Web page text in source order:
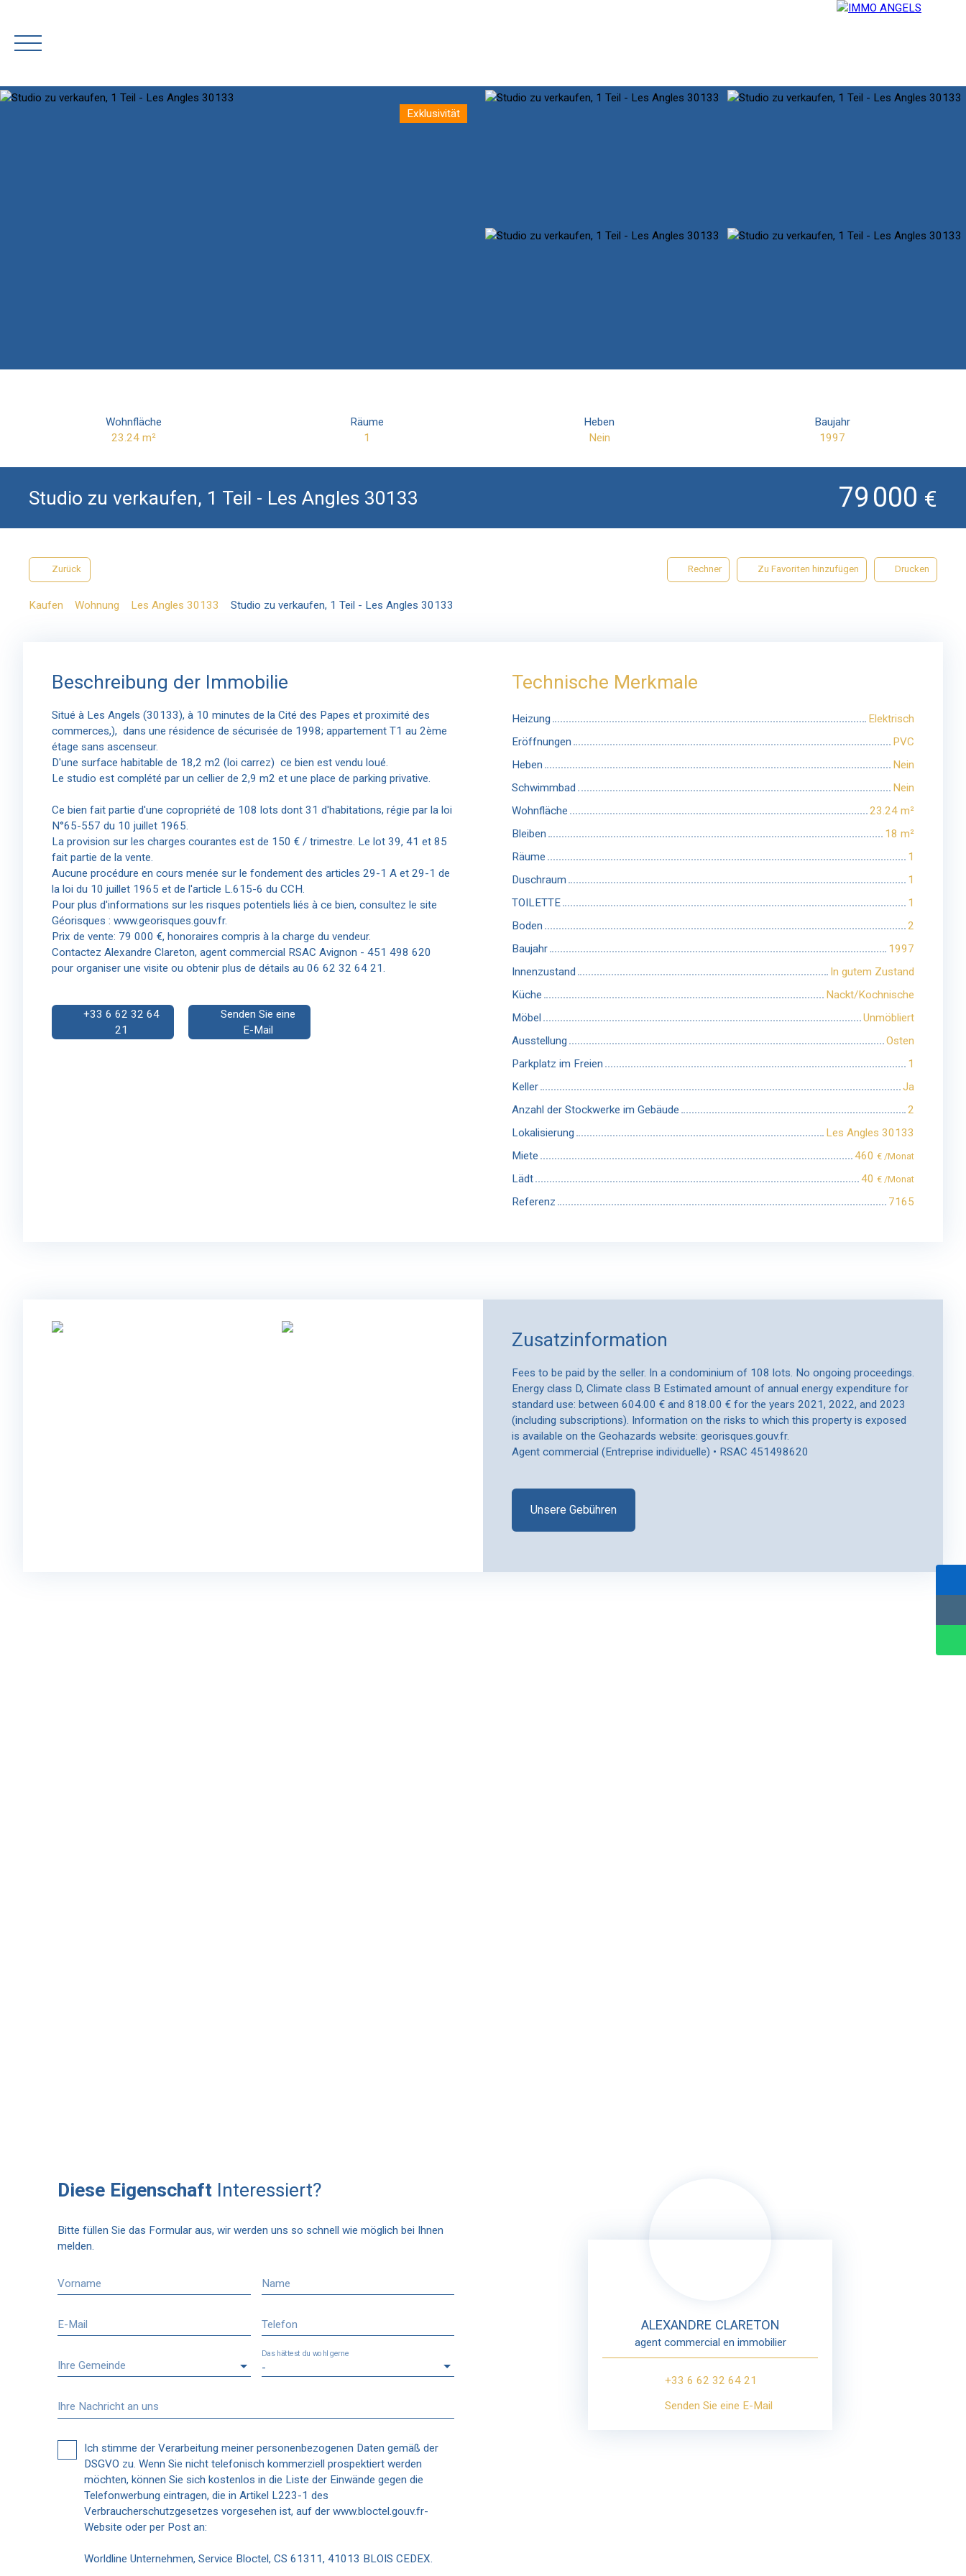
Exklusivität
Wohnfläche
23.24m²
Räume
1
Heben
Nein
Baujahr
1997
Studio zu verkaufen, 1 Teil - Les Angles 30133 79 000 €
Zurück Rechner Zu Favoriten hinzufügen Drucken
Kaufen Wohnung Les Angles 30133 Studio zu verkaufen, 1 Teil - Les Angles 30133
Beschreibung der Immobilie
Situé à Les Angels (30133), à 10 minutes de la Cité des Papes et proximité des
commerces,), dans une résidence de sécurisée de 1998; appartement T1 au 2ème
étage sans ascenseur.
D'une surface habitable de 18,2 m2 (loi carrez) ce bien est vendu loué.
Le studio est complété par un cellier de 2,9 m2 et une place de parking privative.
Ce bien fait partie d'une copropriété de 108 lots dont 31 d'habitations, régie par la loi
N°65-557 du 10 juillet 1965.
La provision sur les charges courantes est de 150 € / trimestre. Le lot 39, 41 et 85
fait partie de la vente.
Aucune procédure en cours menée sur le fondement des articles 29-1 A et 29-1 de
la loi du 10 juillet 1965 et de l'article L.615-6 du CCH.
Pour plus d'informations sur les risques potentiels liés à ce bien, consultez le site
Géorisques : www.georisques.gouv.fr.
Prix de vente: 79 000 €, honoraires compris à la charge du vendeur.
Contactez Alexandre Clareton, agent commercial RSAC Avignon - 451 498 620
pour organiser une visite ou obtenir plus de détails au 06 62 32 64 21.
+33 6 62 32 64
21
Senden Sie eine
E-Mail
Technische Merkmale
Heizung
Elektrisch
Eröffnungen
PVC
Heben
Nein
Schwimmbad
Nein
Wohnfläche
23.24 m²
Bleiben
18 m²
Räume
1
Duschraum
1
TOILETTE
1
Boden
2
Baujahr
1997
Innenzustand
In gutem Zustand
Küche
Nackt/Kochnische
Möbel
Unmöbliert
Ausstellung
Osten
Parkplatz im Freien
1
Keller
Ja
Anzahl der Stockwerke im Gebäude
2
Lokalisierung
Les Angles 30133
Miete
460 € /Monat
Lädt 40 € /Monat
Referenz 7165
Zusatzinformation
Fees to be paid by the seller. In a condominium of 108 lots. No ongoing proceedings.
Energy class D, Climate class B Estimated amount of annual energy expenditure for
standard use: between 604.00 € and 818.00 € for the years 2021, 2022, and 2023
(including subscriptions). Information on the risks to which this property is exposed
is available on the Geohazards website: georisques.gouv.fr.
Agent commercial (Entreprise individuelle) • RSAC 451498620
Unsere Gebühren
Diese Eigenschaft Interessiert?
Bitte füllen Sie das Formular aus, wir werden uns so schnell wie möglich bei Ihnen
melden.
Vorname Name
E-Mail Telefon
Ihre Gemeinde -
Das hättest du wohl gerne
Ihre Nachricht an uns
Ich stimme der Verarbeitung meiner personenbezogenen Daten gemäß der
DSGVO zu. Wenn Sie nicht telefonisch kommerziell prospektiert werden
möchten, können Sie sich kostenlos in die Liste der Einwände gegen die
Telefonwerbung eintragen, die in Artikel L223-1 des
Verbraucherschutzgesetzes vorgesehen ist, auf der www.bloctel.gouv.fr-
Website oder per Post an:
Worldline Unternehmen, Service Bloctel, CS 61311, 41013 BLOIS CEDEX.
ALEXANDRE CLARETON
agent commercial en immobilier
+33 6 62 32 64 21
Senden Sie eine E-Mail